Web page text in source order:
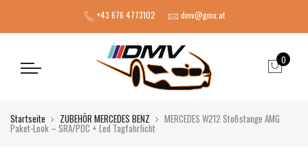
+43 676 4773102 dmv@gmx.at
0
Startseite ZUBEHÖR MERCEDES BENZ MERCEDES W212 Stoßstange AMG
Paket-Look – SRA/PDC + Led Tagfahrlicht